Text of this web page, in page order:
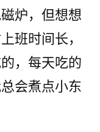
炉，但想想
班时间长，
，每天吃的
会煮点小东